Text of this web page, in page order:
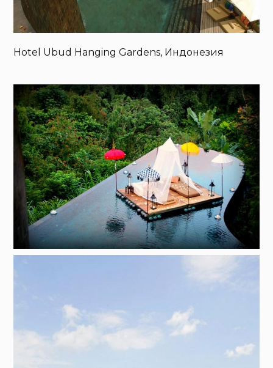
Hotel Ubud Hanging Gardens, Индонезия